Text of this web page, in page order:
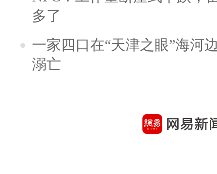
多了
一家四口在“天津之眼”海河
溺亡